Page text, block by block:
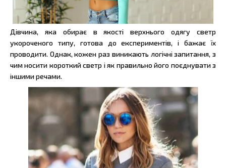
Дівчина, яка обирає в якості верхнього одягу светр
укороченого типу, готова до експериментів, і бажає їх
проводити. Однак, кожен раз виникають логічні запитання, з
чим носити короткий светр і як правильно його поєднувати з
іншими речами.